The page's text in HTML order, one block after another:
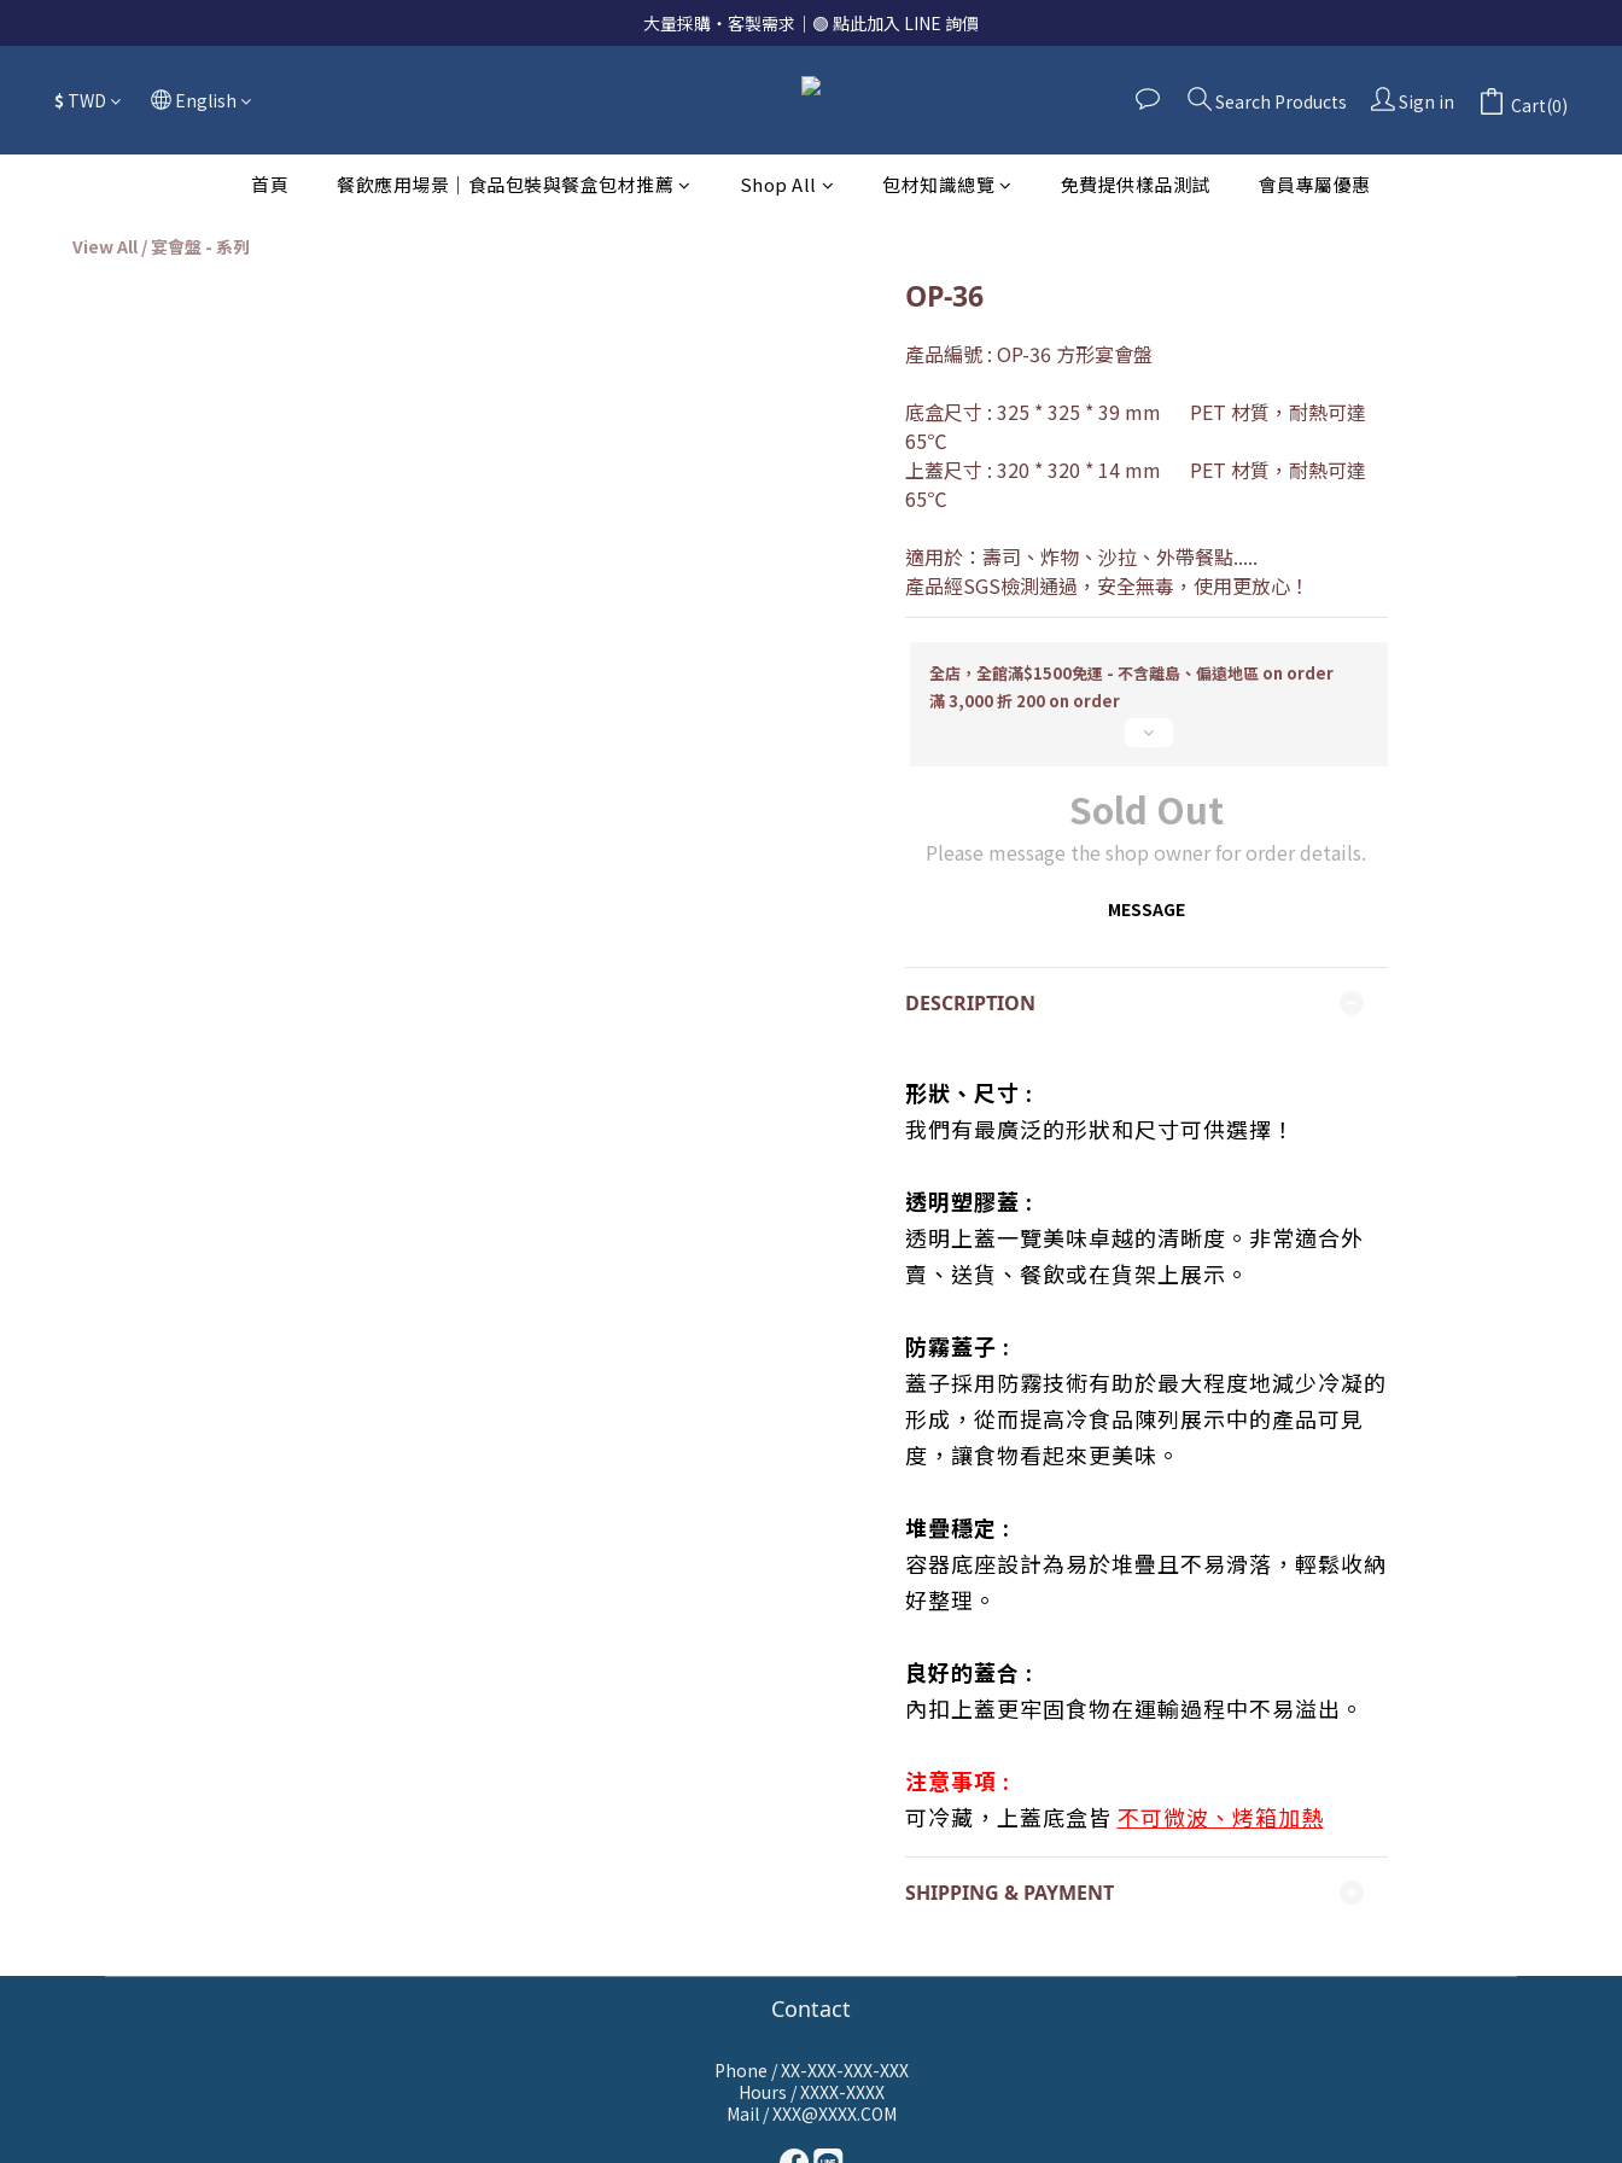
大量採購・客製需求｜🟢 點此加入 LINE 詢價
$ TWD English Search Products Sign in Cart(0)
首頁 餐飲應用場景｜食品包裝與餐盒包材推薦 Shop All 包材知識總覽 免費提供樣品測試 會員專屬優惠
View All /宴會盤 - 系列
OP-36
產品編號 : OP-36 方形宴會盤
底盒尺寸 : 325 * 325 * 39 mm      PET 材質，耐熱可達
65℃
上蓋尺寸 : 320 * 320 * 14 mm      PET 材質，耐熱可達
65℃
適用於：壽司、炸物、沙拉、外帶餐點.....
產品經SGS檢測通過，安全無毒，使用更放心！
全店，全館滿$1500免運 - 不含離島、偏遠地區 on order
滿 3,000 折 200 on order
Sold Out
Please message the shop owner for order details.
MESSAGE
DESCRIPTION
形狀、尺寸 :
我們有最廣泛的形狀和尺寸可供選擇！
透明塑膠蓋 :
透明上蓋一覽美味卓越的清晰度。非常適合外
賣、送貨、餐飲或在貨架上展示。
防霧蓋子 :
蓋子採用防霧技術有助於最大程度地減少冷凝的
形成，從而提高冷食品陳列展示中的產品可見
度，讓食物看起來更美味。
堆疊穩定 :
容器底座設計為易於堆疊且不易滑落， 輕鬆收納
好整理 。
良好的蓋合 :
內扣上蓋更牢固食物在運輸過程中不易溢出。
注意事項 :
可冷藏，上蓋底盒皆 不可微波、烤箱加熱
SHIPPING & PAYMENT
Contact
Phone / XX-XXX-XXX-XXX
Hours / XXXX-XXXX
Mail / XXX@XXXX.COM